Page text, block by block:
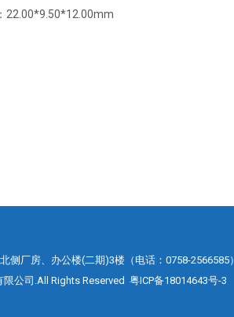
22.00*9.50*12.00mm
侧厂房、办公楼(二期)3楼（电话：0758-2566585）
公司.All Rights Reserved 粤ICP备18014643号-3